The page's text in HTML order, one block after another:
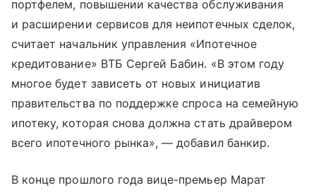
портфелем, повышении качества обслуживания
и расширении сервисов для неипотечных сделок,
считает начальник управления «Ипотечное
кредитование» ВТБ Сергей Бабин. «В этом году
многое будет зависеть от новых инициатив
правительства по поддержке спроса на семейную
ипотеку, которая снова должна стать драйвером
всего ипотечного рынка», — добавил банкир.
В конце прошлого года вице-премьер Марат